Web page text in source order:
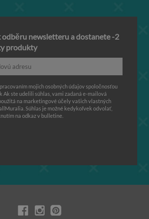
odběru newsletteru a dostanete -2
produkty
mojich osobných údajov spoločnosťou
Ak ste udelili súhlas, vami zadaná e-mailová
na marketingové účely vašich vlastných
Súhlas je možné kedykoľvek odvolať,
na odkaz v bulletine.